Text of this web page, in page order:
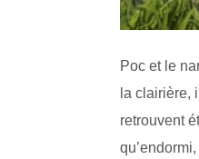
Poc et le
la clairière,
retrouvent